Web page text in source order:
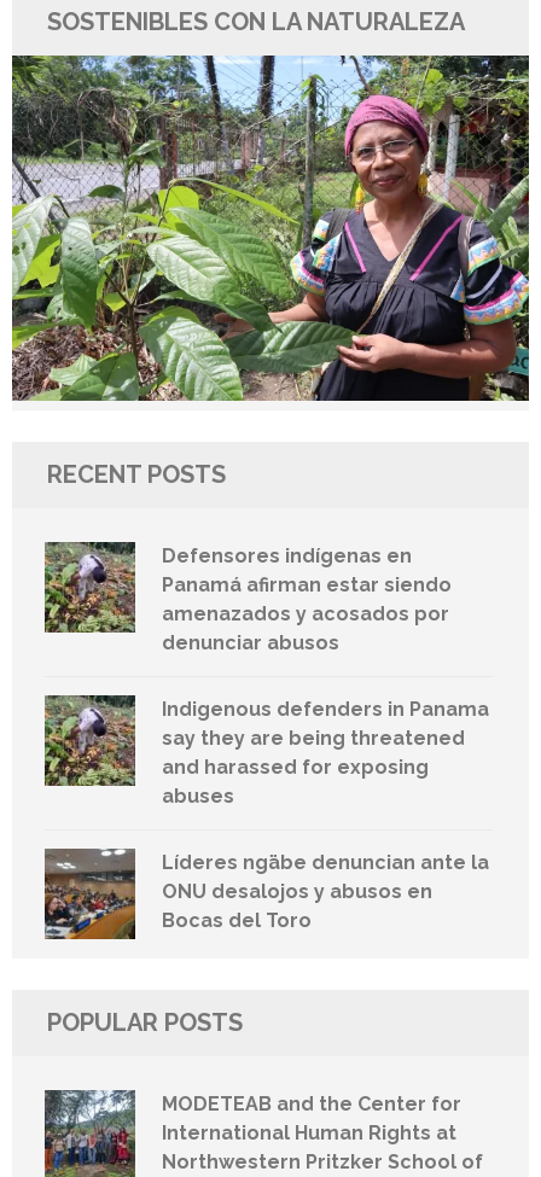
SOSTENIBLES CON LA NATURALEZA
RECENT POSTS
Defensores indígenas en
Panamá afirman estar siendo
amenazados y acosados por
denunciar abusos
Indigenous defenders in Panama
say they are being threatened
and harassed for exposing
abuses
Líderes ngäbe denuncian ante la
ONU desalojos y abusos en
Bocas del Toro
POPULAR POSTS
MODETEAB and the Center for
International Human Rights at
Northwestern Pritzker School of